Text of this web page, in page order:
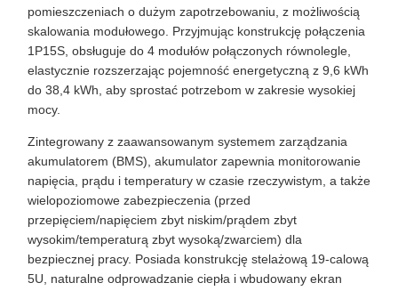
pomieszczeniach o dużym zapotrzebowaniu, z możliwością
skalowania modułowego. Przyjmując konstrukcję połączenia
1P15S, obsługuje do 4 modułów połączonych równolegle,
elastycznie rozszerzając pojemność energetyczną z 9,6 kWh
do 38,4 kWh, aby sprostać potrzebom w zakresie wysokiej
mocy.
Zintegrowany z zaawansowanym systemem zarządzania
akumulatorem (BMS), akumulator zapewnia monitorowanie
napięcia, prądu i temperatury w czasie rzeczywistym, a także
wielopoziomowe zabezpieczenia (przed
przepięciem/napięciem zbyt niskim/prądem zbyt
wysokim/temperaturą zbyt wysoką/zwarciem) dla
bezpiecznej pracy. Posiada konstrukcję stelażową 19-calową
5U, naturalne odprowadzanie ciepła i wbudowany ekran